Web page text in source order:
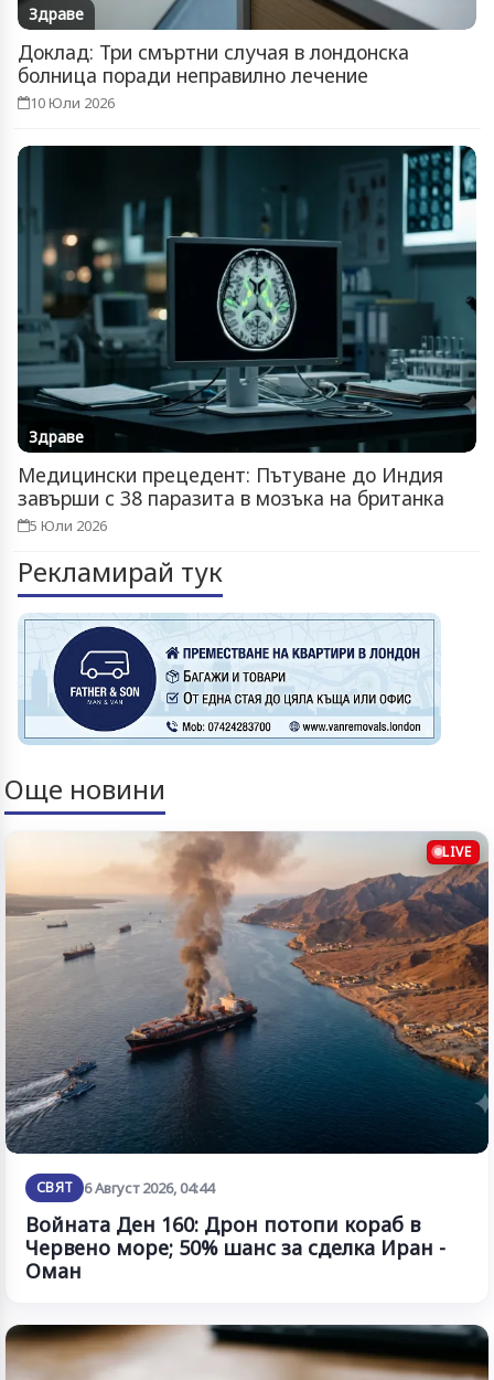
Здраве
Доклад: Три смъртни случая в лондонска
болница поради неправилно лечение
10 Юли 2026
Здраве
Медицински прецедент: Пътуване до Индия
завърши с 38 паразита в мозъка на британка
5 Юли 2026
Рекламирай тук
Още новини
LIVE
СВЯТ 6 Август 2026, 04:44
Войната Ден 160: Дрон потопи кораб в
Червено море; 50% шанс за сделка Иран -
Оман